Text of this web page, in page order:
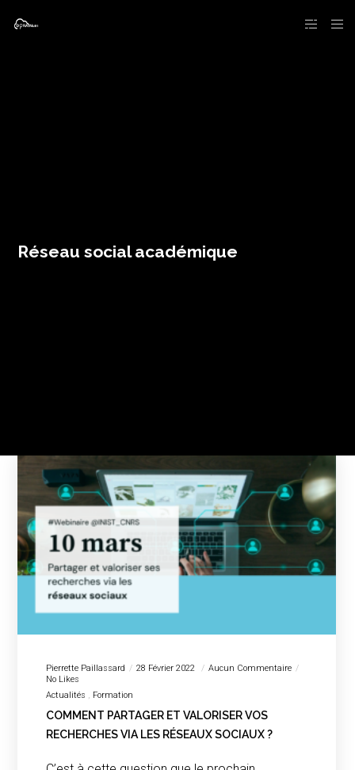
Réseau social académique
Pierrette Paillassard 28 Février 2022
Aucun Commentaire
No Likes
Actualités
Formation
COMMENT PARTAGER ET VALORISER VOS
RECHERCHES VIA LES RÉSEAUX SOCIAUX ?